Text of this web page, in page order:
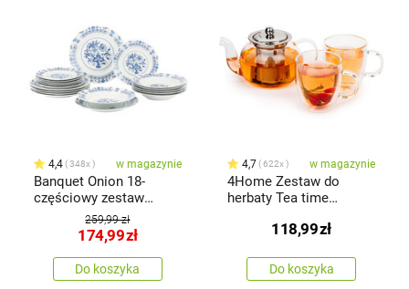
4,4 348x w magazynie
Banquet Onion 18-
częściowy zestaw
259,99 zł
174,99zł
Do koszyka
4,7 622x w magazynie
4Home Zestaw do
herbaty Tea time
118,99zł
Do koszyka